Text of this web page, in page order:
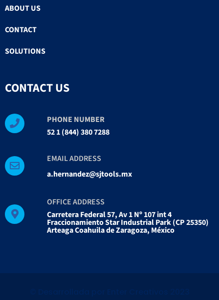
ABOUT US
CONTACT
SOLUTIONS
CONTACT US
PHONE NUMBER
52 1 (844) 380 7288
EMAIL ADDRESS
a.hernandez@sjtools.mx
OFFICE ADDRESS
Carretera Federal 57, Av 1 Nº 107 int 4
Fraccionamiento Star Industrial Park (CP 25350)
Arteaga Coahuila de Zaragoza, México